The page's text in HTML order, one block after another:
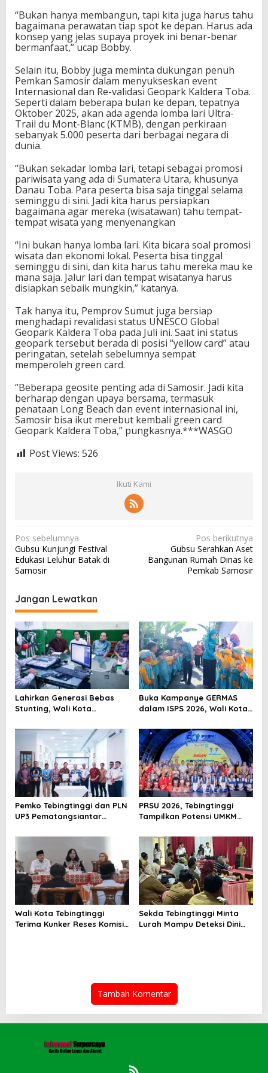
“Bukan hanya membangun, tapi kita juga harus tahu
bagaimana perawatan tiap spot ke depan. Harus ada
konsep yang jelas supaya proyek ini benar-benar
bermanfaat,” ucap Bobby.
Selain itu, Bobby juga meminta dukungan penuh
Pemkan Samosir dalam menyukseskan event
Internasional dan Re-validasi Geopark Kaldera Toba.
Seperti dalam beberapa bulan ke depan, tepatnya
Oktober 2025, akan ada agenda lomba lari Ultra-
Trail du Mont-Blanc (KTMB), dengan perkiraan
sebanyak 5.000 peserta dari berbagai negara di
dunia.
“Bukan sekadar lomba lari, tetapi sebagai promosi
pariwisata yang ada di Sumatera Utara, khusunya
Danau Toba. Para peserta bisa saja tinggal selama
seminggu di sini. Jadi kita harus persiapkan
bagaimana agar mereka (wisatawan) tahu tempat-
tempat wisata yang menyenangkan
“Ini bukan hanya lomba lari. Kita bicara soal promosi
wisata dan ekonomi lokal. Peserta bisa tinggal
seminggu di sini, dan kita harus tahu mereka mau ke
mana saja. Jalur lari dan tempat wisatanya harus
disiapkan sebaik mungkin,” katanya.
Tak hanya itu, Pemprov Sumut juga bersiap
menghadapi revalidasi status UNESCO Global
Geopark Kaldera Toba pada Juli ini. Saat ini status
geopark tersebut berada di posisi “yellow card” atau
peringatan, setelah sebelumnya sempat
memperoleh green card.
“Beberapa geosite penting ada di Samosir. Jadi kita
berharap dengan upaya bersama, termasuk
penataan Long Beach dan event internasional ini,
Samosir bisa ikut merebut kembali green card
Geopark Kaldera Toba,” pungkasnya.***WASGO
Post Views: 526
Ikuti Kami
N
a
v
g
a
s
i
p
o
s
Pos sebelumnya
Gubsu Kunjungi Festival
Edukasi Leluhur Batak di
Samosir
Pos berikutnya
Gubsu Serahkan Aset
Bangunan Rumah Dinas ke
Pemkab Samosir
Jangan Lewatkan
Lahirkan Generasi Bebas
Stunting, Wali Kota
Optimalisasi SP3 Catin
Buka Kampanye GERMAS
dalam ISPS 2026, Wali Kota
Penurunan Stunting
Pemko Tebingtinggi dan PLN
UP3 Pematangsiantar
Energi
PRSU 2026, Tebingtinggi
Tampilkan Potensi UMKM
Wali Kota Tebingtinggi
Terima Kunker Reses Komisi
Sekda Tebingtinggi Minta
Lurah Mampu Deteksi Dini
Tambah Komentar